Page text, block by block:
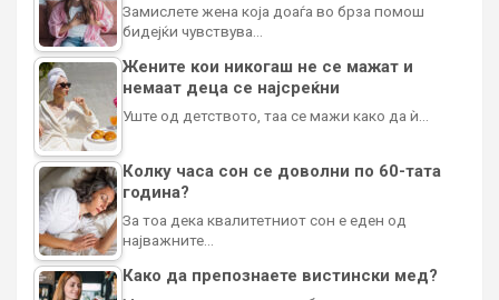
Замислете жена која доаѓа во брза помош
бидејќи чувствува…
Жените кои никогаш не се мажат и
немаат деца се најсреќни
Уште од детството, таа се мажи како да ѝ…
Колку часа сон се доволни по 60-тата
година?
За тоа дека квалитетниот сон е еден од
најважните…
Како да препознаете вистински мед?